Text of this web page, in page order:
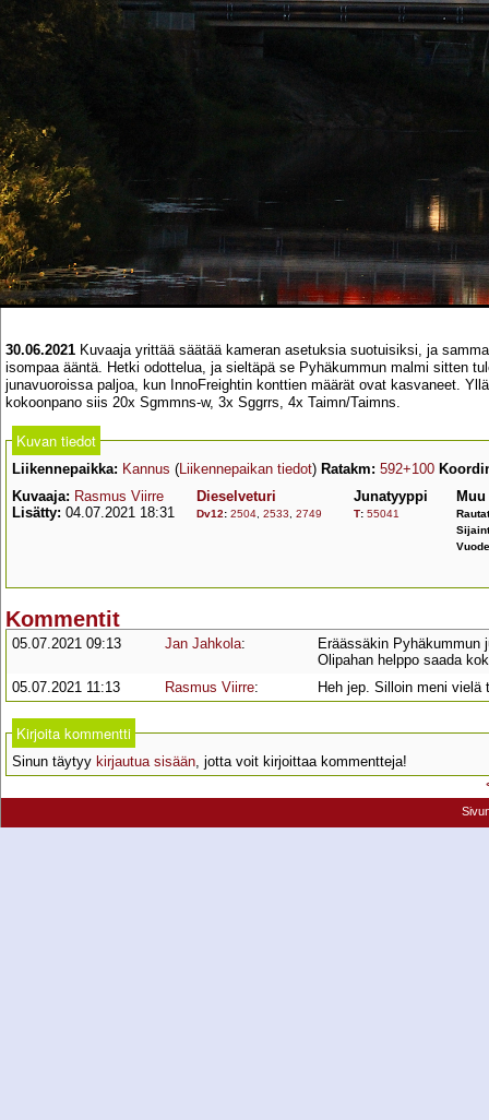
30.06.2021 Kuvaaja yrittää säätää kameran asetuksia suotuisiksi, ja
isompaa ääntä. Hetki odottelua, ja sieltäpä se Pyhäkummun malmi sitten
junavuoroissa paljoa, kun InnoFreightin konttien määrät ovat kasvaneet.
kokoonpano siis 20x Sgmmns-w, 3x Sggrrs, 4x Taimn/Taimns.
Kuvan tiedot
Liikennepaikka: Kannus (Liikennepaikan tiedot) Ratakm: 592+100
Kuvaaja: Rasmus Viirre
Lisätty: 04.07.2021 18:31
Dieselveturi
Dv12: 2504, 2533, 2749
Junatyyppi
T: 55041
Kommentit
05.07.2021 09:13 Jan Jahkola:
Eräässäkin Pyhäkummun
Olipahan helppo saada
05.07.2021 11:13
Rasmus Viirre: Heh jep. Silloin meni vielä
Kirjoita kommentti
Sinun täytyy kirjautua sisään , jotta voit kirjoittaa kommentteja!